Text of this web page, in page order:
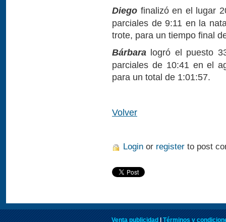
Diego finalizó en el lugar
parciales de 9:11 en la
trote, para un tiempo final
Bárbara logró el puesto
parciales de 10:41 en el
para un total de 1:01:57.
Volver
Login or register to post
Venta publicidad Términos y